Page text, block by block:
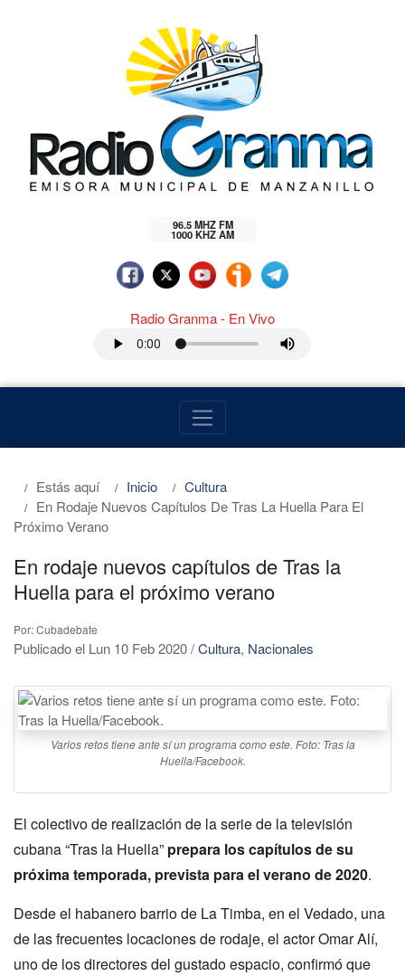
96.5 MHZ FM
1000 KHZ AM
Radio Granma - En Vivo
Estás aquí Inicio
Cultura
En Rodaje Nuevos Capítulos De Tras La Huella Para El
Próximo Verano
En rodaje nuevos capítulos de Tras la
Huella para el próximo verano
Por: Cubadebate
Publicado el Lun 10 Feb 2020/Cultura, Nacionales
Varios retos tiene ante sí un programa como este. Foto: Tras la
Huella/Facebook.
El colectivo de realización de la serie de la televisión
cubana“Tras la Huella” prepara los capítulos de su
próxima temporada, prevista para el verano de 2020.
Desde el habanero barrio de La Timba, en el Vedado, una
de las frecuentes locaciones de rodaje, el actor Omar Alí,
uno de los directores del gustado espacio, confirmó que